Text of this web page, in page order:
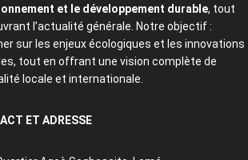
et le développement durable, tout
l’actualité générale. Notre objectif :
sur les enjeux écologiques et les innovations
tout en offrant une vision complète de
locale et internationale.
ET ADRESSE